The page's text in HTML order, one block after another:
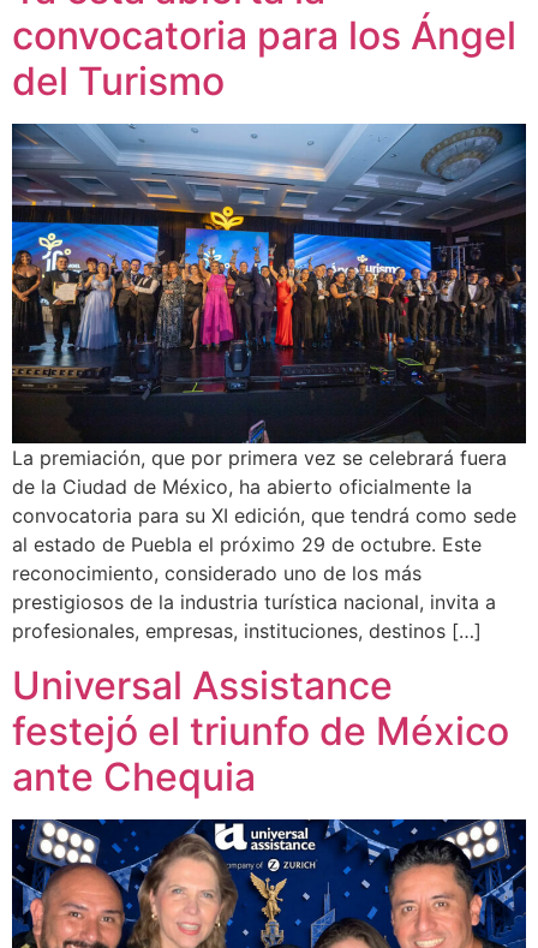
convocatoria para los Ángel
del Turismo
La premiación, que por primera vez se celebrará fuera
de la Ciudad de México, ha abierto oficialmente la
convocatoria para su XI edición, que tendrá como sede
al estado de Puebla el próximo 29 de octubre. Este
reconocimiento, considerado uno de los más
prestigiosos de la industria turística nacional, invita a
profesionales, empresas, instituciones, destinos […]
Universal Assistance
festejó el triunfo de México
ante Chequia